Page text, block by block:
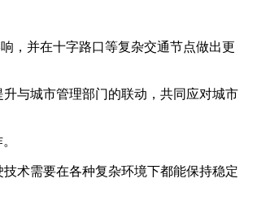
，并在十字路口等复杂交通节点做出更
与城市管理部门的联动，共同应对城市
术需要在各种复杂环境下都能保持稳定